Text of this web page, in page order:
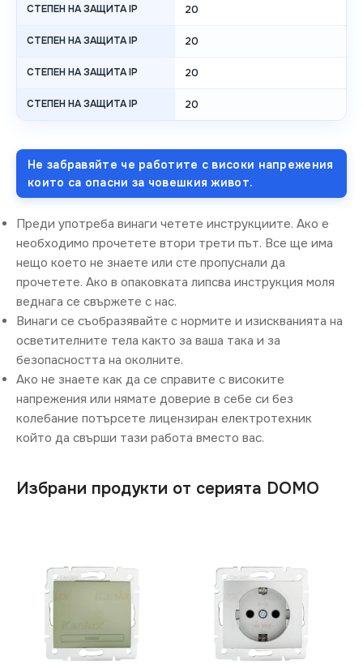
СТЕПЕН НА ЗАЩИТА IP 20
СТЕПЕН НА ЗАЩИТА IP 20
СТЕПЕН НА ЗАЩИТА IP 20
СТЕПЕН НА ЗАЩИТА IP 20
Не забравяйте че работите с високи напрежения
които са опасни за човешкия живот.
Преди употреба винаги четете инструкциите. Ако е
необходимо прочетете втори трети път. Все ще има
нещо което не знаете или сте пропуснали да
прочетете. Ако в опаковката липсва инструкция моля
веднага се свържете с нас.
Винаги се съобразявайте с нормите и изискванията на
осветителните тела както за ваша така и за
безопасността на околните.
Ако не знаете как да се справите с високите
напрежения или нямате доверие в себе си без
колебание потърсете лицензиран електротехник
който да свърши тази работа вместо вас.
Избрани продукти от серията DOMO